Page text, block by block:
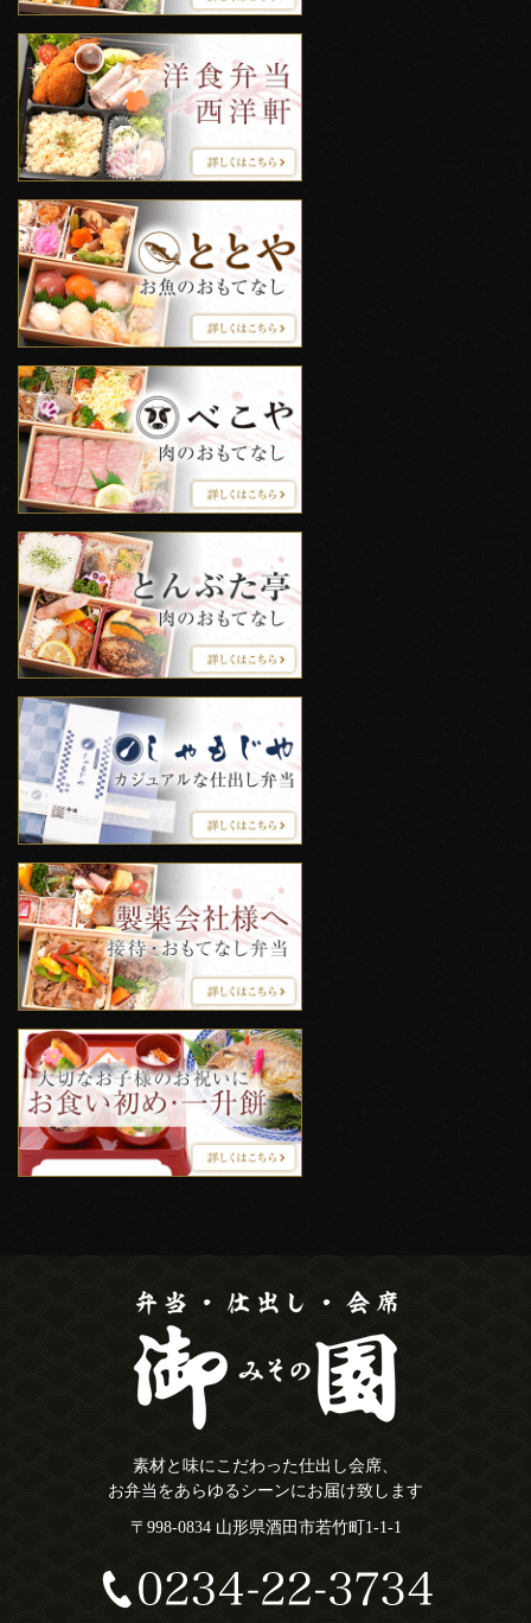
素材と味にこだわった仕出し会席、
お弁当をあらゆるシーンにお届け致します
〒998-0834 山形県酒田市若竹町1-1-1